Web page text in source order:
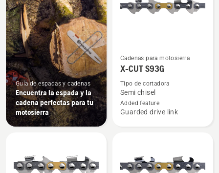
Guía de espadas y cadenas
Encuentra la espada y la
cadena perfectas para tu
motosierra
Ver
más
sobre
CUT
Cadenas para motosierra
X-CUT S93G
Tipo de cortadora
Semi chisel
Added feature
Guarded drive link